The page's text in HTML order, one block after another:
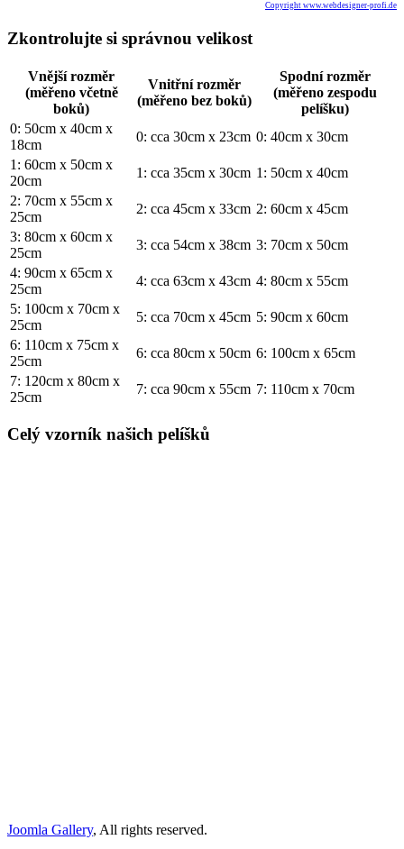
Copyright www.webdesigner-profi.de
Zkontrolujte si správnou velikost
Vnější rozměr
(měřeno včetně
boků)
Vnitřní rozměr
(měřeno bez boků)
Spodní rozměr
(měřeno zespodu
pelíšku)
0: 50cm x 40cm x
18cm
0: cca 30cm x 23cm 0: 40cm x 30cm
1: 60cm x 50cm x
20cm
1: cca 35cm x 30cm 1: 50cm x 40cm
2: 70cm x 55cm x
25cm
2: cca 45cm x 33cm 2: 60cm x 45cm
3: 80cm x 60cm x
25cm
3: cca 54cm x 38cm 3: 70cm x 50cm
4: 90cm x 65cm x
25cm
4: cca 63cm x 43cm 4: 80cm x 55cm
5: 100cm x 70cm x
25cm
5: cca 70cm x 45cm 5: 90cm x 60cm
6: 110cm x 75cm x
25cm
6: cca 80cm x 50cm 6: 100cm x 65cm
7: 120cm x 80cm x
25cm
7: cca 90cm x 55cm 7: 110cm x 70cm
Celý vzorník našich pelíšků
Joomla Gallery, All rights reserved.